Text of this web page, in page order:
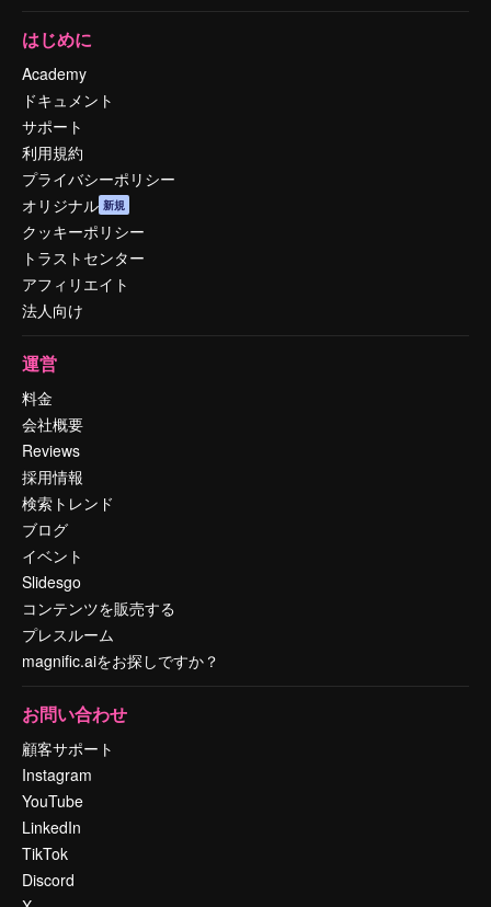
はじめに
Academy
ドキュメント
サポート
利用規約
プライバシーポリシー
オリジナル 新規
クッキーポリシー
トラストセンター
アフィリエイト
法人向け
運営
料金
会社概要
Reviews
採用情報
検索トレンド
ブログ
イベント
Slidesgo
コンテンツを販売する
プレスルーム
magnific.aiをお探しですか？
お問い合わせ
顧客サポート
Instagram
YouTube
LinkedIn
TikTok
Discord